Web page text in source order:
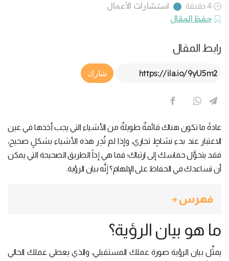
4 دقيقة
استشارات الأعمال
حفظ المقال
رابط المقال
Article Link
شارك
عادةً ما تكون هناك قائمةٌ طويلةٌ من الأشياء التي يجب أخذها في عين
الاعتبار عند بدء نشاطٍ تجاري، وإذا لم تُدِر هذه الأشياء بشكلٍ صحيح،
فقد يتحوَّل حماسك إلى ارتباك؛ فما هي إذاً الطريق الصحيحة التي يمكن
أن تساعدك في الحفاظ على الإلهام؟ إنَّه بيان الرؤية.
فهرس +
ما هو بيان الرؤية؟
يمثِّل بيان الرؤية صورة عملك المستقبلي، والذي يعطي عملك الحالي